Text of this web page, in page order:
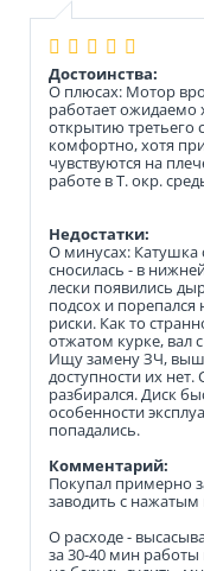
Достоинства:
О плюсах: Мотор
работает ожидаемо
открытию третьего
комфортно, хотя
чувствуются на
работе в T. окр.
Недостатки:
О минусах: Катушка
сносилась - в
лески появились
подсох и порепался
риски. Как то
отжатом курке, вал
Ищу замену ЗЧ,
доступности их
разбирался. Диск
особенности
попадались.
Комментарий:
Покупал примерно
заводить с
О расходе -
за 30-40 мин